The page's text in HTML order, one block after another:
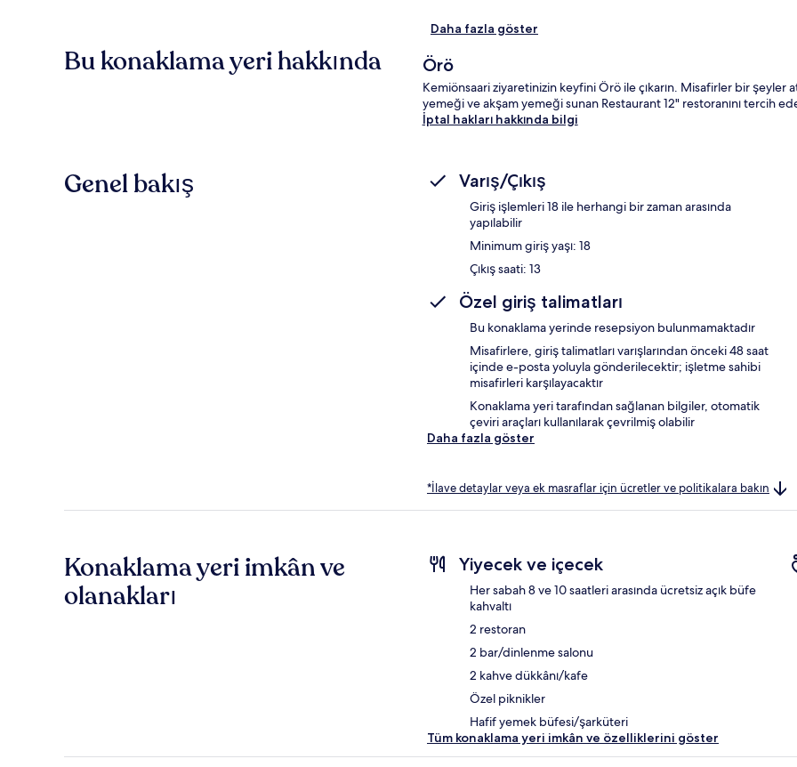
Daha fazla göster
Bu konaklama yeri hakkında Örö
Kemiönsaari ziyaretinizin keyfini Örö ile çıkarın. Misafirler bir şeyler
yemeği ve akşam yemeği sunan Restaurant 12" restoranını tercih
İptal hakları hakkında bilgi
Genel bakış Varış/Çıkış
Giriş işlemleri 18 ile herhangi bir zaman arasında
yapılabilir
Minimum giriş yaşı: 18
Çıkış saati: 13
Özel giriş talimatları
Bu konaklama yerinde resepsiyon bulunmamaktadır
Misafirlere, giriş talimatları varışlarından önceki 48 saat
içinde e-posta yoluyla gönderilecektir; işletme sahibi
misafirleri karşılayacaktır
Konaklama yeri tarafından sağlanan bilgiler, otomatik
çeviri araçları kullanılarak çevrilmiş olabilir
Daha fazla göster
*İlave detaylar veya ek masraflar için ücretler ve politikalara bakın
Konaklama yeri imkân ve
olanakları
Yiyecek ve içecek
Her sabah 8 ve 10 saatleri arasında ücretsiz açık büfe
kahvaltı
2 restoran
2 bar/dinlenme salonu
2 kahve dükkânı/kafe
Özel piknikler
Hafif yemek büfesi/şarküteri
Tüm konaklama yeri imkân ve özelliklerini göster